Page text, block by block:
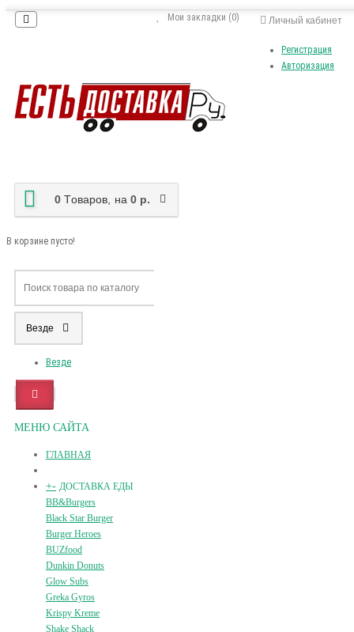
Личный кабинет
Регистрация
Авторизация
Мои закладки (0)
0 Tоваров, на 0 р.
В корзине пусто!
Везде
Везде
МЕНЮ САЙТА
ГЛАВНАЯ
+- ДОСТАВКА ЕДЫ
BB&Burgers
Black Star Burger
Burger Heroes
BUZfood
Dunkin Donuts
Glow Subs
Greka Gyros
Krispy Kreme
Shake Shack